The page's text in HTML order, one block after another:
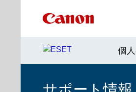
個